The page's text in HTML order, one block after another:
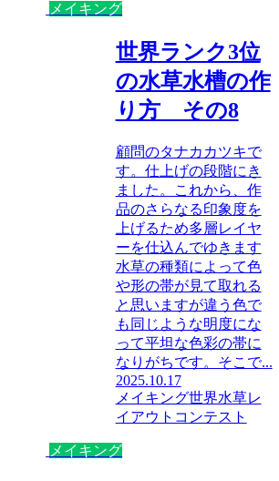
メイキング
世界ランク3位
の水草水槽の作
り方 その8
顧問のタナカカツキで
す。仕上げの段階にき
ました。これから、作
品のさらなる印象度を
上げるため多層レイヤ
ーを仕込んでゆきます
水草の種類によって色
や形の帯が見て取れる
と思いますが違う色で
も同じような明度にな
って平坦な色彩の帯に
なりがちです。そこで...
2025.10.17
メイキング世界水草レ
イアウトコンテスト
メイキング